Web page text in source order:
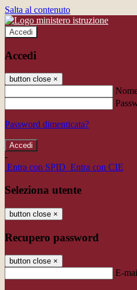
Salta al contenuto
Accedi
Accedi
button close ×
Password dimenticata?
-
Entra con SPID Entra con CIE
Seleziona utente
button close ×
Recupero password
button close ×
E-